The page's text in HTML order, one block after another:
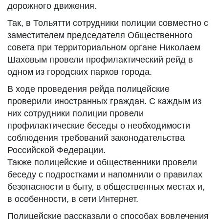
дорожного движения.
Так, в Тольятти сотрудники полиции совместно с
заместителем председателя Общественного
совета при территориальном органе Николаем
Шаховым провели профилактический рейд в
одном из городских парков города.
В ходе проведения рейда полицейские
проверили иностранных граждан. С каждым из
них сотрудники полиции провели
профилактические беседы о необходимости
соблюдения требований законодательства
Российской Федерации.
Также полицейские и общественники провели
беседу с подростками и напомнили о правилах
безопасности в быту, в общественных местах и,
в особенности, в сети Интернет.
Полицейские рассказали о способах вовлечения